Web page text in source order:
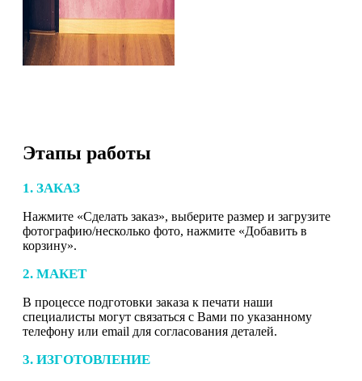
Этапы работы
1. ЗАКАЗ
Нажмите «Сделать заказ», выберите размер и загрузите
фотографию/несколько фото, нажмите «Добавить в
корзину».
2. МАКЕТ
В процессе подготовки заказа к печати наши
специалисты могут связаться с Вами по указанному
телефону или email для согласования деталей.
3. ИЗГОТОВЛЕНИЕ